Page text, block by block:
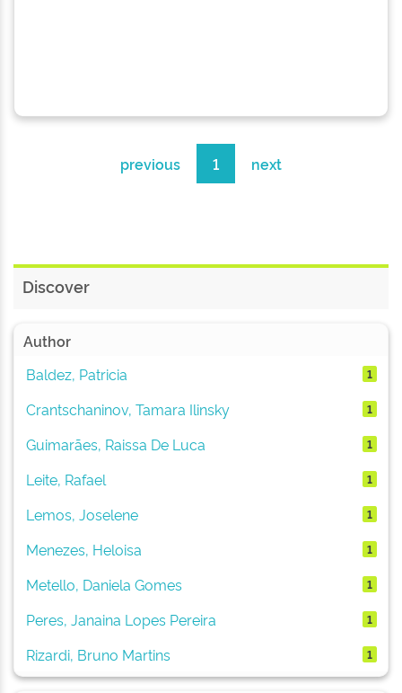
previous 1 next
Discover
Author
Baldez, Patricia
1
Crantschaninov, Tamara Ilinsky 1
Guimarães, Raissa De Luca 1
Leite, Rafael 1
Lemos, Joselene 1
Menezes, Heloisa 1
Metello, Daniela Gomes 1
Peres, Janaina Lopes Pereira 1
Rizardi, Bruno Martins 1